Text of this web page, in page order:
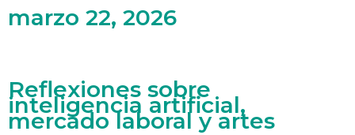
marzo 22, 2026
Reflexiones sobre
inteligencia artificial,
mercado laboral y artes